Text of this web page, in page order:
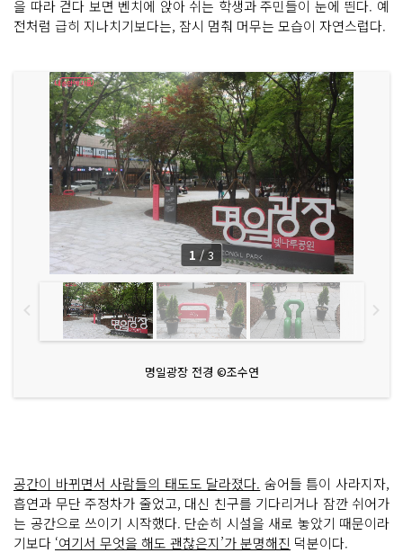
을 따라 걷다 보면 벤치에 앉아 쉬는 학생과 주민들이 눈에 띈다. 예
전처럼 급히 지나치기보다는, 잠시 멈춰 머무는 모습이 자연스럽다.
명일광장 전경 ©조수연
1 / 3
공간이 바뀌면서 사람들의 태도도 달라졌다. 숨어들 틈이 사라지자,
흡연과 무단 주정차가 줄었고, 대신 친구를 기다리거나 잠깐 쉬어가
는 공간으로 쓰이기 시작했다. 단순히 시설을 새로 놓았기 때문이라
기보다 ‘여기서 무엇을 해도 괜찮은지’가 분명해진 덕분이다.